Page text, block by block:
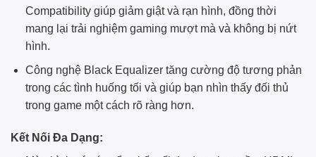
Compatibility giúp giảm giật và rạn hình, đồng thời
mang lại trải nghiệm gaming mượt mà và không bị nứt
hình.
Công nghệ Black Equalizer tăng cường độ tương phản
trong các tình huống tối và giúp bạn nhìn thấy đối thủ
trong game một cách rõ ràng hơn.
Kết Nối Đa Dạng: